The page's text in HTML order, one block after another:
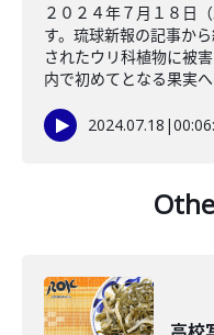
２０２４年７月１８日
す。琉球新報の記事か
されたウリ科植物に被
内で初めてとなる果実
2024.07.18 |